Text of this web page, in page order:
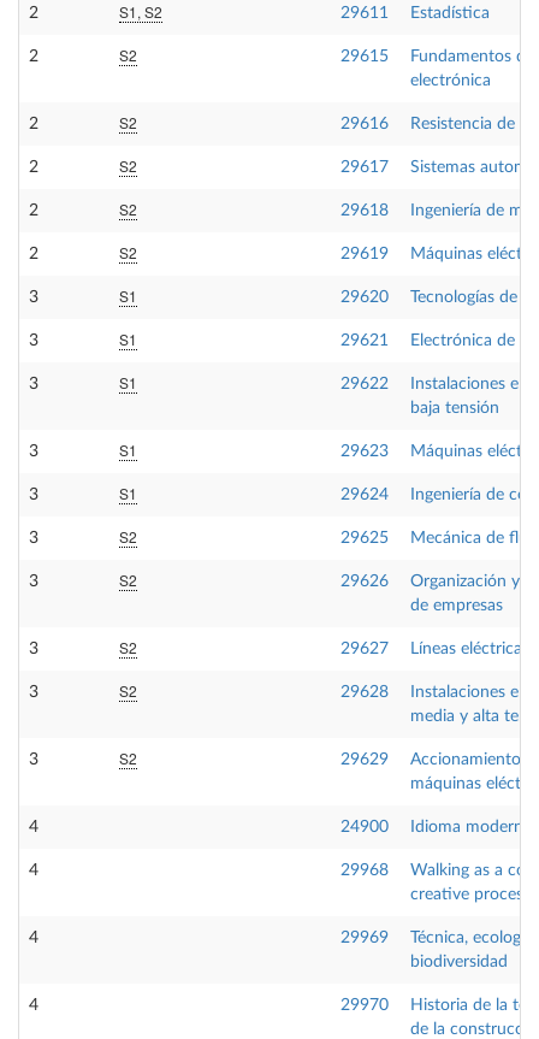
2 S1, S2 29611 Estadística
2 S2 29615
Fundamentos de
electrónica
2 S2 29616 Resistencia de
2 S2 29617 Sistemas
2 S2 29618 Ingeniería de
2 S2 29619 Máquinas
3 S1 29620 Tecnologías de
3 S1 29621 Electrónica de
3 S1 29622
Instalaciones
baja tensión
3 S1 29623 Máquinas
3 S1 29624 Ingeniería de
3 S2 29625 Mecánica de
3 S2 29626
Organización y
de empresas
3 S2 29627 Líneas eléctricas
3 S2 29628
Instalaciones
media y alta
3 S2 29629
Accionamientos
máquinas
4 24900 Idioma moderno
4 29968
Walking as a
creative process
4 29969
Técnica, ecología
biodiversidad
4 29970
Historia de la
de la